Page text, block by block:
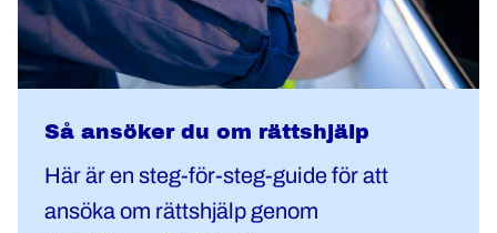
Så ansöker du om rättshjälp
Här är en steg-för-steg-guide för att
ansöka om rättshjälp genom